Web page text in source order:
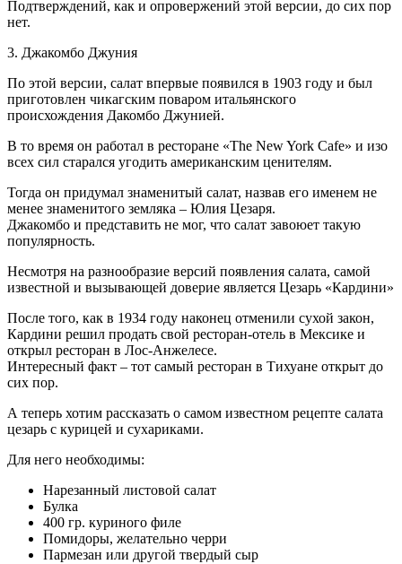
Подтверждений, как и опровержений этой версии, до сих пор
нет.
3. Джакомбо Джуния
По этой версии, салат впервые появился в 1903 году и был
приготовлен чикагским поваром итальянского
происхождения Дакомбо Джунией.
В то время он работал в ресторане «The New York Cafe» и изо
всех сил старался угодить американским ценителям.
Тогда он придумал знаменитый салат, назвав его именем не
менее знаменитого земляка – Юлия Цезаря.
Джакомбо и представить не мог, что салат завоюет такую
популярность.
Несмотря на разнообразие версий появления салата, самой
известной и вызывающей доверие является Цезарь «Кардини»
После того, как в 1934 году наконец отменили сухой закон,
Кардини решил продать свой ресторан-отель в Мексике и
открыл ресторан в Лос-Анжелесе.
Интересный факт – тот самый ресторан в Тихуане открыт до
сих пор.
А теперь хотим рассказать о самом известном рецепте салата
цезарь с курицей и сухариками.
Для него необходимы:
Нарезанный листовой салат
Булка
400 гр. куриного филе
Помидоры, желательно черри
Пармезан или другой твердый сыр